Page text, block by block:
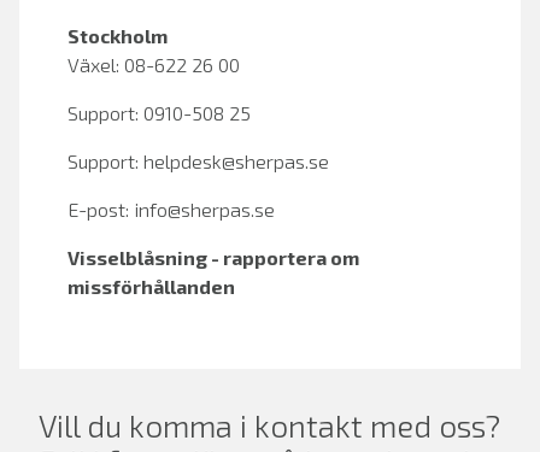
Stockholm
Växel: 08-622 26 00
Support: 0910-508 25
Support: helpdesk@sherpas.se
E-post: info@sherpas.se
Visselblåsning - rapportera om
missförhållanden
Vill du komma i kontakt med oss?